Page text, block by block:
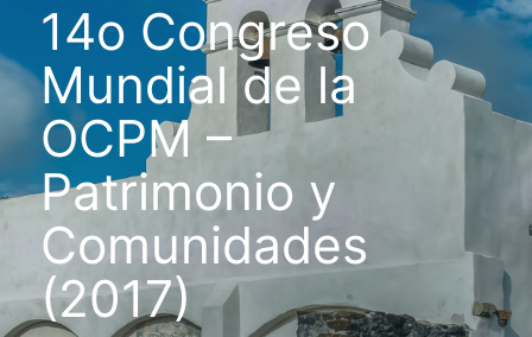
14o Congreso
Mundial de la
OCPM –
Patrimonio y
Comunidades
(2017)